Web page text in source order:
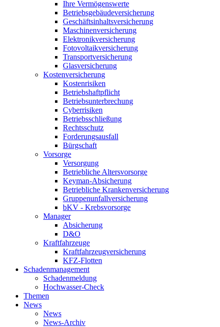
Ihre Vermögenswerte
Betriebsgebäudeversicherung
Geschäftsinhaltsversicherung
Maschinenversicherung
Elektronikversicherung
Fotovoltaikversicherung
Transportversicherung
Glasversicherung
Kostenversicherung
Kostenrisiken
Betriebshaftpflicht
Betriebsunterbrechung
Cyberrisiken
Betriebsschließung
Rechtsschutz
Forderungsausfall
Bürgschaft
Vorsorge
Versorgung
Betriebliche Altersvorsorge
Keyman-Absicherung
Betriebliche Krankenversicherung
Gruppenunfallversicherung
bKV - Krebsvorsorge
Manager
Absicherung
D&O
Kraftfahrzeuge
Kraftfahrzeugversicherung
KFZ-Flotten
Schadenmanagement
Schadenmeldung
Hochwasser-Check
Themen
News
News
News-Archiv